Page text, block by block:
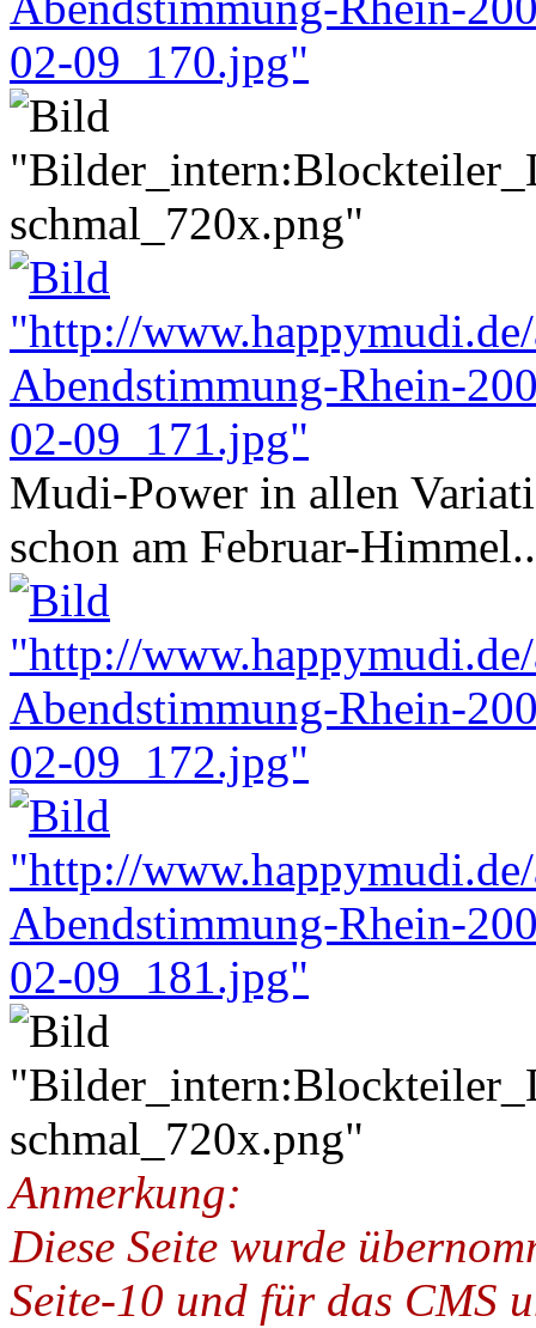
Mudi-Power in allen
schon am Februar-
Anmerkung:
Diese Seite wurde
Seite-10 und für das CMS